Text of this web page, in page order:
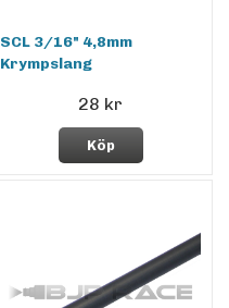
SCL 3/16" 4,8mm
Krympslang
28 kr
Köp